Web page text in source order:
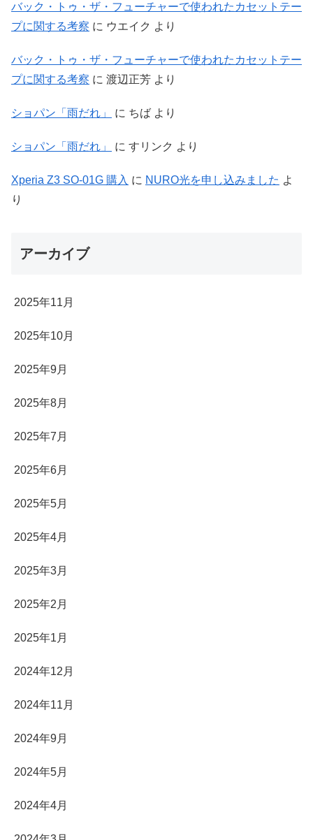
バック・トゥ・ザ・フューチャーで使われたカセットテー
プに関する考察 に ウエイク より
バック・トゥ・ザ・フューチャーで使われたカセットテー
プに関する考察 に 渡辺正芳 より
ショパン「雨だれ」 に ちば より
ショパン「雨だれ」 に すリンク より
Xperia Z3 SO-01G 購入 に NURO光を申し込みました よ
り
アーカイブ
2025年11月
2025年10月
2025年9月
2025年8月
2025年7月
2025年6月
2025年5月
2025年4月
2025年3月
2025年2月
2025年1月
2024年12月
2024年11月
2024年9月
2024年5月
2024年4月